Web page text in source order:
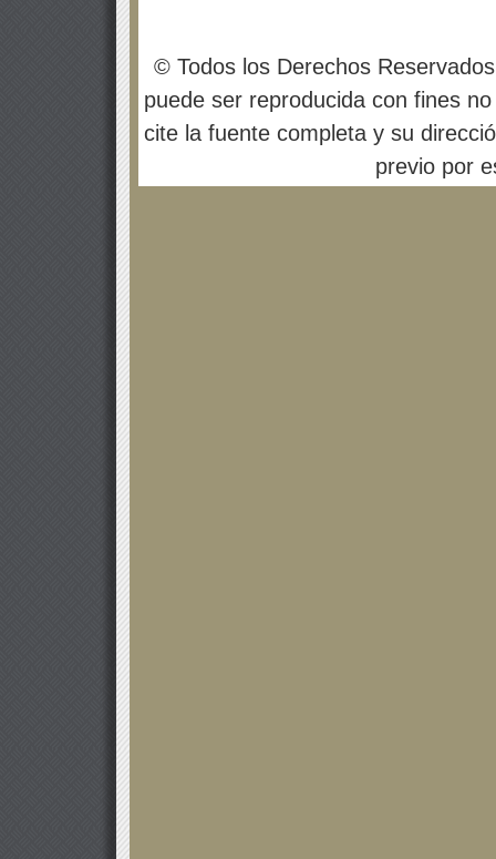
© Todos los Derechos
puede ser reproducida con fines
cite la fuente completa y su
previo por